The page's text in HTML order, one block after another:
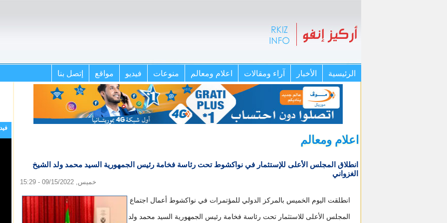
الرئيسية الأخبار آراء ومقالات اعلام ومعالم منوعات فيديو مواقع إتصل بنا
اعلام ومعالم
انطلاق المجلس الأعلى للإستثمار في نواكشوط تحت رئاسة فخامة رئيس الجمهورية السيد محمد ولد الشيخ
الغزواني
خميس, 09/15/2022 - 15:29
انطلقت اليوم الخميس بالمركز الدولي للمؤتمرات في نواكشوط أعمال اجتماع
المجلس الأعلى للاستثمار تحت رئاسة فخامة رئيس الجمهورية السيد محمد ولد